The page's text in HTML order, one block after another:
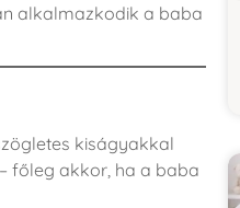
alkalmazkodik a baba
kiságyakkal
főleg akkor, ha a baba